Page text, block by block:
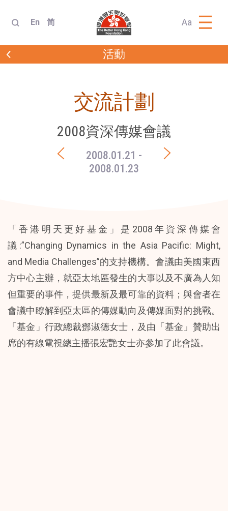
En 简 Aa
活動
交流計劃
2008資深傳媒會議
2008.01.21 -
2008.01.23
「香港明天更好基金」是2008年資深傳媒會
議:”Changing Dynamics in the Asia Pacific: Might,
and Media Challenges”的支持機構。會議由美國東西
方中心主辦，就亞太地區發生的大事以及不廣為人知
但重要的事件，提供最新及最可靠的資料；與會者在
會議中瞭解到亞太區的傳媒動向及傳媒面對的挑戰。
「基金」行政總裁鄧淑德女士，及由「基金」贊助出
席的有線電視總主播張宏艷女士亦參加了此會議。